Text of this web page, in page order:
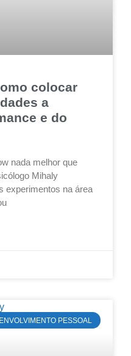
colocar
a
e do
nada melhor que
Mihaly
experimentos na área
PESSOAL